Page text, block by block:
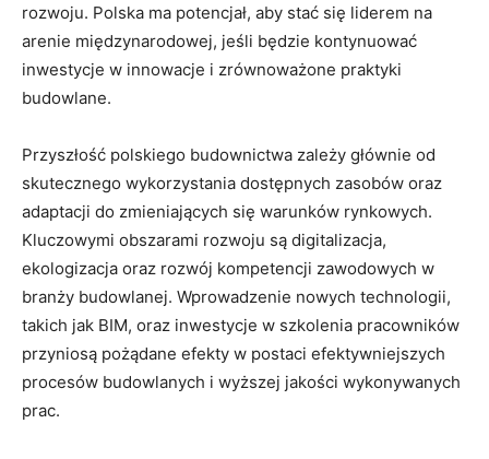
rozwoju. Polska ma potencjał, aby stać się liderem ⁤na
arenie międzynarodowej, jeśli będzie kontynuować
inwestycje w innowacje i ​zrównoważone praktyki
budowlane.
Przyszłość polskiego budownictwa zależy głównie‍ od‍
skutecznego wykorzystania dostępnych ​zasobów oraz
adaptacji do zmieniających się warunków rynkowych.
Kluczowymi obszarami rozwoju są digitalizacja,
ekologizacja oraz rozwój kompetencji‍ zawodowych w
branży ‍budowlanej. Wprowadzenie nowych technologii,
takich jak BIM, oraz inwestycje w szkolenia pracowników
przyniosą pożądane efekty w ⁢postaci efektywniejszych
procesów budowlanych i wyższej jakości wykonywanych
prac.